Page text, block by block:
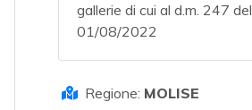
gallerie di cui al d.m. 247 del
01/08/2022
Regione: MOLISE